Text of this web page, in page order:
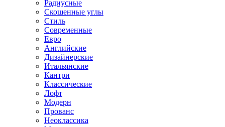
Радиусные
Скошенные углы
Стиль
Современные
Евро
Английские
Дизайнерские
Итальянские
Кантри
Классические
Лофт
Модерн
Прованс
Неоклассика